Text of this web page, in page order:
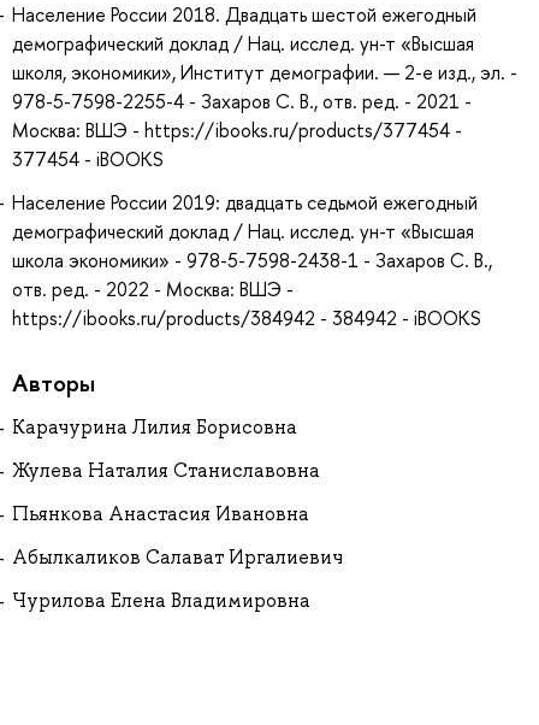
Население России 2018. Двадцать шестой ежегодный
демографический доклад / Нац. исслед. ун-т «Высшая
школя, экономики», Институт демографии. — 2-е изд., эл. -
978-5-7598-2255-4 - Захаров С. В., отв. ред. - 2021 -
Москва: ВШЭ - https://ibooks.ru/products/377454 -
377454 - iBOOKS
Население России 2019: двадцать седьмой ежегодный
демографический доклад / Нац. исслед. ун-т «Высшая
школа экономики» - 978-5-7598-2438-1 - Захаров С. В.,
отв. ред. - 2022 - Москва: ВШЭ -
https://ibooks.ru/products/384942 - 384942 - iBOOKS
Авторы
Карачурина Лилия Борисовна
Жулева Наталия Станиславовна
Пьянкова Анастасия Ивановна
Абылкаликов Салават Иргалиевич
Чурилова Елена Владимировна